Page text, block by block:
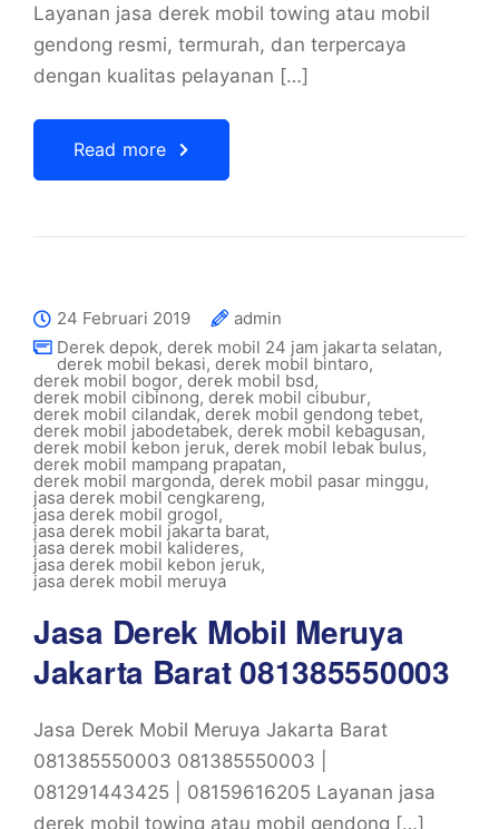
Layanan jasa derek mobil towing atau mobil
gendong resmi, termurah, dan terpercaya
dengan kualitas pelayanan […]
Read more
24 Februari 2019
admin
Derek depok, derek mobil 24 jam jakarta selatan,
derek mobil bekasi, derek mobil bintaro,
derek mobil bogor, derek mobil bsd,
derek mobil cibinong, derek mobil cibubur,
derek mobil cilandak,derek mobil gendong tebet,
derek mobil jabodetabek, derek mobil kebagusan,
derek mobil kebon jeruk,derek mobil lebak bulus,
derek mobil mampang prapatan,
derek mobil margonda,derek mobil pasar minggu,
jasa derek mobil cengkareng,
jasa derek mobil grogol,
jasa derek mobil jakarta barat,
jasa derek mobil kalideres,
jasa derek mobil kebon jeruk,
jasa derek mobil meruya
Jasa Derek Mobil Meruya
Jakarta Barat 081385550003
Jasa Derek Mobil Meruya Jakarta Barat
081385550003 081385550003 |
081291443425 | 08159616205 Layanan jasa
derek mobil towing atau mobil gendong […]